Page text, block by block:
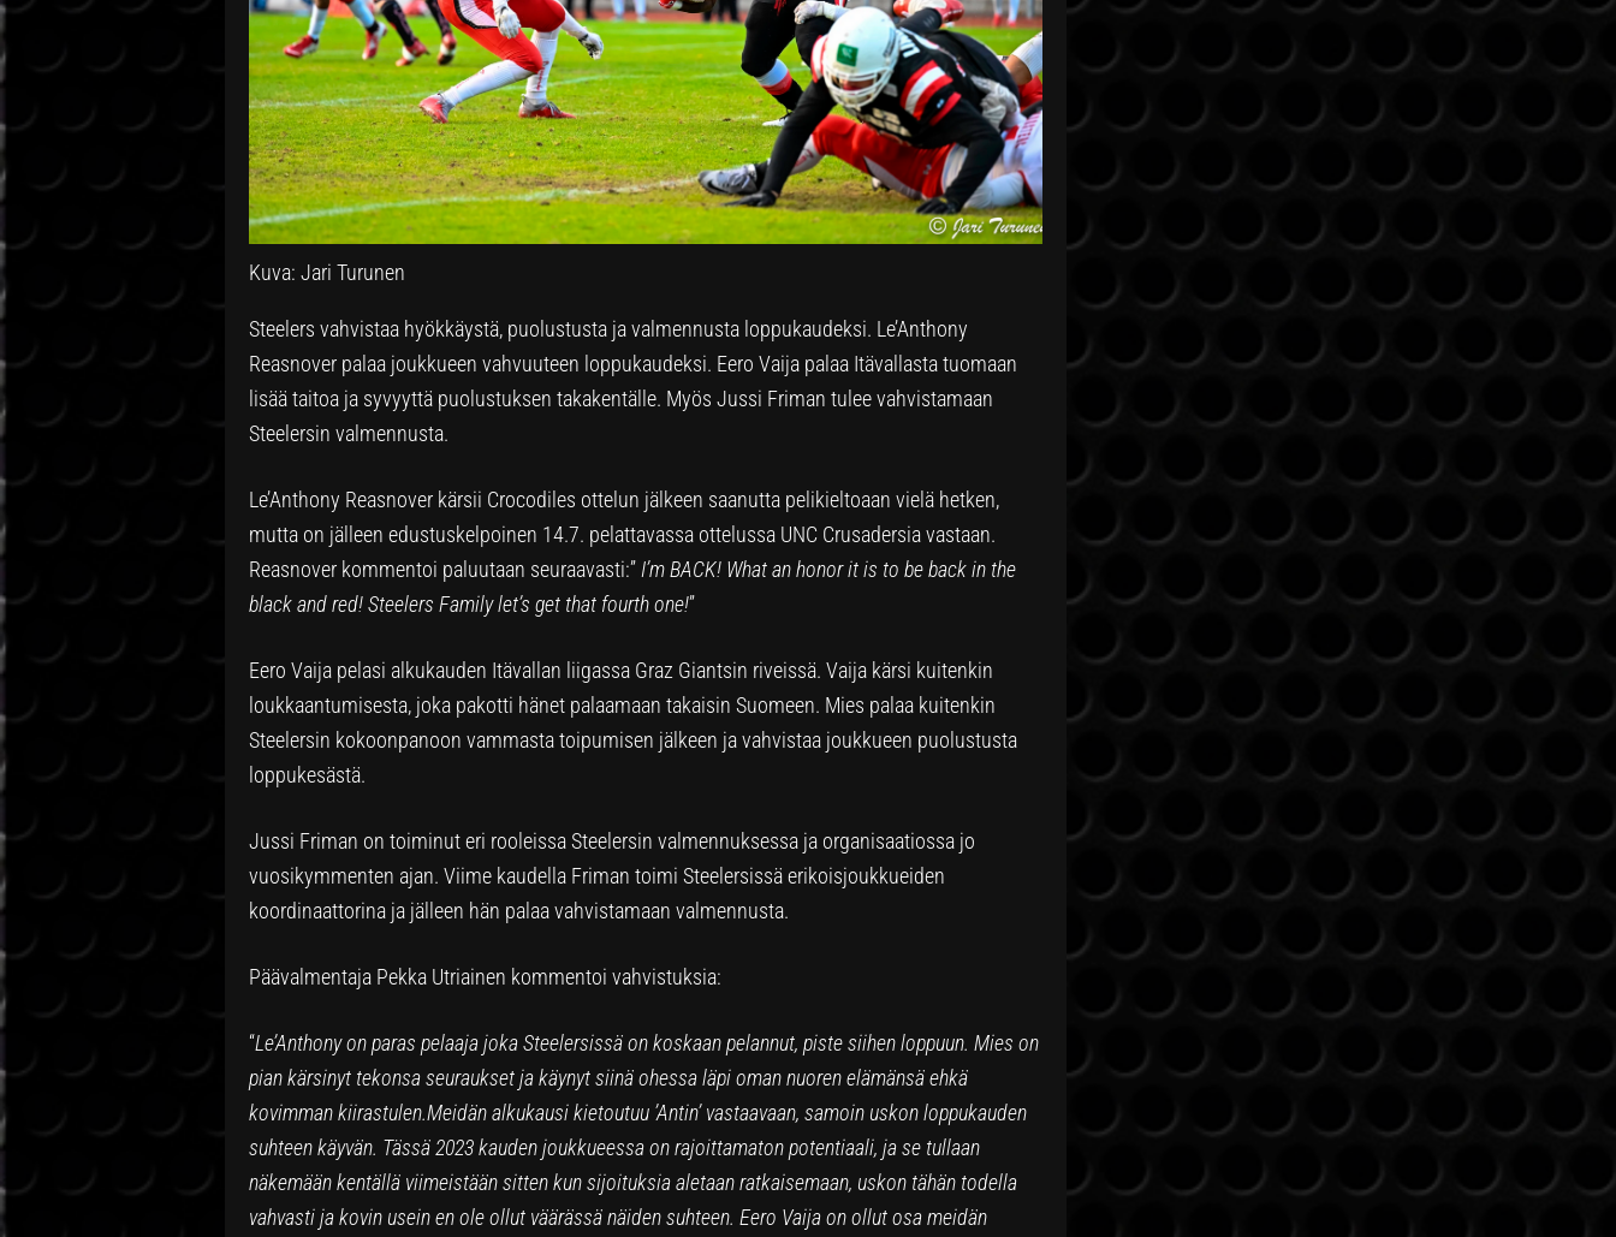
Kuva: Jari Turunen
Steelers vahvistaa hyökkäystä, puolustusta ja valmennusta loppukaudeksi. Le’Anthony
Reasnover palaa joukkueen vahvuuteen loppukaudeksi. Eero Vaija palaa Itävallasta tuomaan
lisää taitoa ja syvyyttä puolustuksen takakentälle. Myös Jussi Friman tulee vahvistamaan
Steelersin valmennusta.
Le’Anthony Reasnover kärsii Crocodiles ottelun jälkeen saanutta pelikieltoaan vielä hetken,
mutta on jälleen edustuskelpoinen 14.7. pelattavassa ottelussa UNC Crusadersia vastaan.
Reasnover kommentoi paluutaan seuraavasti:” I’m BACK! What an honor it is to be back in the
black and red! Steelers Family let’s get that fourth one!”
Eero Vaija pelasi alkukauden Itävallan liigassa Graz Giantsin riveissä. Vaija kärsi kuitenkin
loukkaantumisesta, joka pakotti hänet palaamaan takaisin Suomeen. Mies palaa kuitenkin
Steelersin kokoonpanoon vammasta toipumisen jälkeen ja vahvistaa joukkueen puolustusta
loppukesästä.
Jussi Friman on toiminut eri rooleissa Steelersin valmennuksessa ja organisaatiossa jo
vuosikymmenten ajan. Viime kaudella Friman toimi Steelersissä erikoisjoukkueiden
koordinaattorina ja jälleen hän palaa vahvistamaan valmennusta.
Päävalmentaja Pekka Utriainen kommentoi vahvistuksia:
“Le’Anthony on paras pelaaja joka Steelersissä on koskaan pelannut, piste siihen loppuun. Mies on
pian kärsinyt tekonsa seuraukset ja käynyt siinä ohessa läpi oman nuoren elämänsä ehkä
kovimman kiirastulen.Meidän alkukausi kietoutuu ’Antin’ vastaavaan, samoin uskon loppukauden
suhteen käyvän. Tässä 2023 kauden joukkueessa on rajoittamaton potentiaali, ja se tullaan
näkemään kentällä viimeistään sitten kun sijoituksia aletaan ratkaisemaan, uskon tähän todella
vahvasti ja kovin usein en ole ollut väärässä näiden suhteen. Eero Vaija on ollut osa meidän